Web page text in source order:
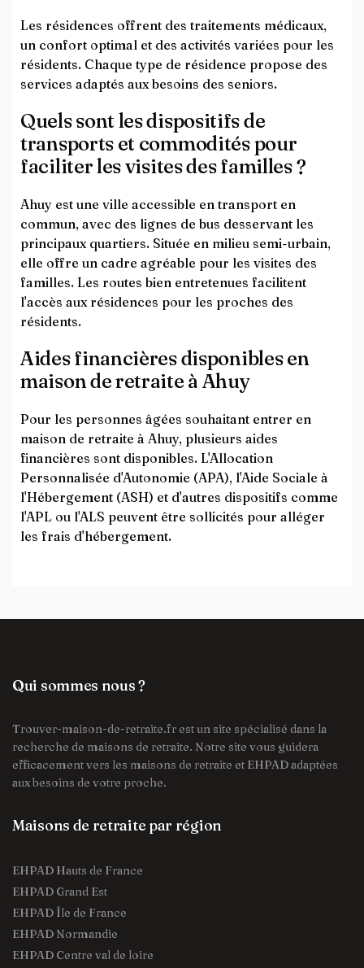
Les résidences offrent des traitements médicaux,
un confort optimal et des activités variées pour les
résidents. Chaque type de résidence propose des
services adaptés aux besoins des seniors.
Quels sont les dispositifs de
transports et commodités pour
faciliter les visites des familles ?
Ahuy est une ville accessible en transport en
commun, avec des lignes de bus desservant les
principaux quartiers. Située en milieu semi-urbain,
elle offre un cadre agréable pour les visites des
familles. Les routes bien entretenues facilitent
l'accès aux résidences pour les proches des
résidents.
Aides financières disponibles en
maison de retraite à Ahuy
Pour les personnes âgées souhaitant entrer en
maison de retraite à Ahuy, plusieurs aides
financières sont disponibles. L'Allocation
Personnalisée d'Autonomie (APA), l'Aide Sociale à
l'Hébergement (ASH) et d'autres dispositifs comme
l'APL ou l'ALS peuvent être sollicités pour alléger
les frais d'hébergement.
Qui sommes nous ?
Trouver-maison-de-retraite.fr est un site spécialisé dans la
recherche de maisons de retraite. Notre site vous guidera
efficacement vers les maisons de retraite et EHPAD adaptées
aux besoins de votre proche.
Maisons de retraite par région
EHPAD Hauts de France
EHPAD Grand Est
EHPAD Île de France
EHPAD Normandie
EHPAD Centre val de loire